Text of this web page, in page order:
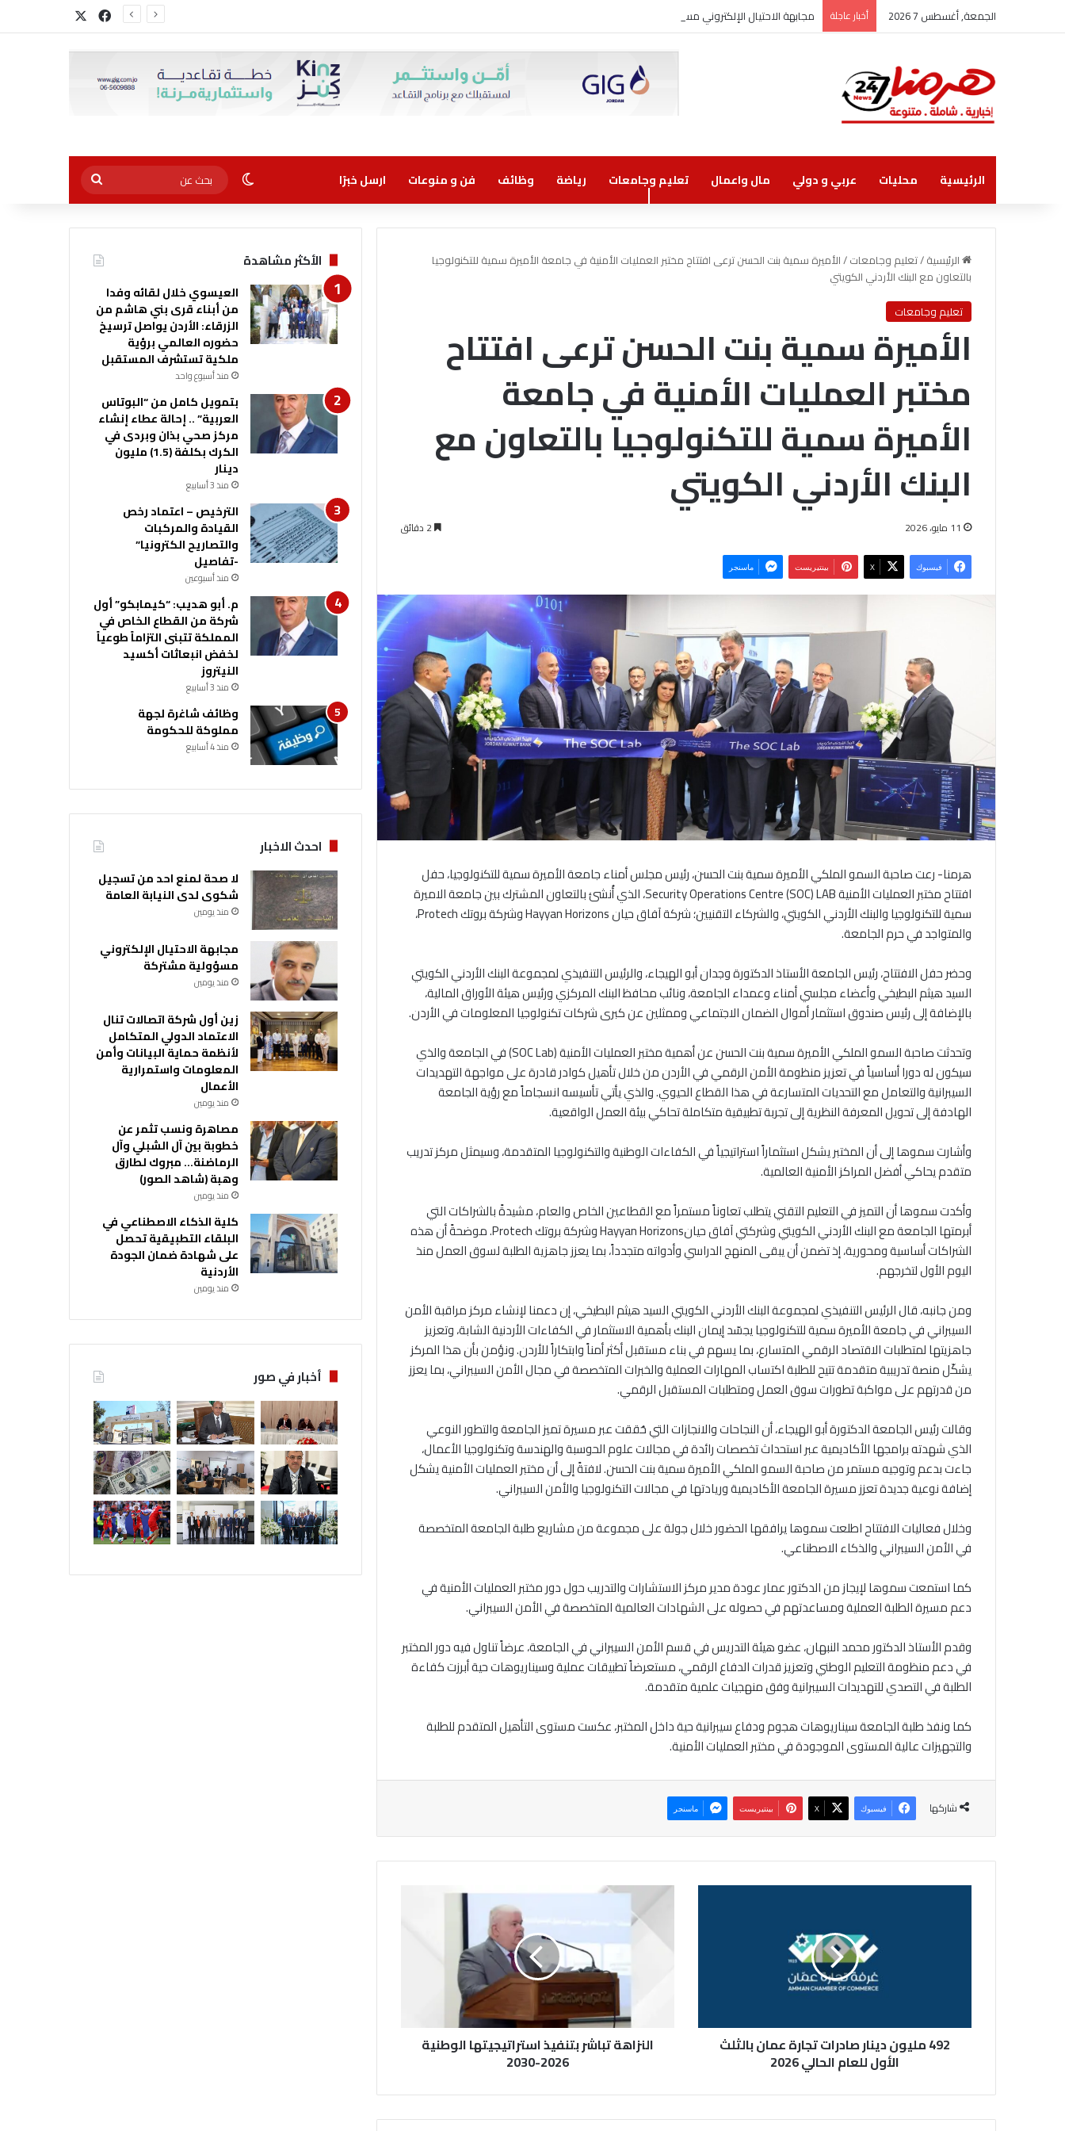
الجمعة, أغسطس 7 2026 أخبار عاجلة مجابهة الاحتيال الإلكتروني مسؤولية مشتركة فيسبوك
الرئيسية محليات عربي و دولي مال واعمال تعليم وجامعات رياضة وظائف فن و منوعات ارسل خبرًا الوضع المظلم
بحث
عن
الرئيسية/تعليم وجامعات/الأميرة سمية بنت الحسن ترعى افتتاح مختبر العمليات الأمنية في جامعة الأميرة سمية للتكنولوجيا
بالتعاون مع البنك الأردني الكويتي
تعليم وجامعات
الأميرة سمية بنت الحسن ترعى افتتاح
مختبر العمليات الأمنية في جامعة
الأميرة سمية للتكنولوجيا بالتعاون مع
البنك الأردني الكويتي
11 مايو، 2026
فيسبوك ‫X بينتيريست ماسنجر
هرمنا- رعت صاحبة السمو الملكي الأميرة سمية بنت الحسن، رئيس مجلس أمناء جامعة الأميرة سمية للتكنولوجيا، حفل
افتتاح مختبر العمليات الأمنية Security Operations Centre (SOC) LAB، الذي أُنشئ بالتعاون المشترك بين جامعة الاميرة
سمية للتكنولوجيا والبنك الأردني الكويتي، والشركاء التقنيين؛ شركة آفاق حيان Hayyan Horizons وشركة بروتك Protech،
والمتواجد في حرم الجامعة.
وحضر حفل الافتتاح، رئيس الجامعة الأستاذ الدكتورة وجدان أبو الهيجاء، والرئيس التنفيذي لمجموعة البنك الأردني الكويتي
السيد هيثم البطيخي وأعضاء مجلسي أمناء وعمداء الجامعة، ونائب محافظ البنك المركزي ورئيس هيئة الأوراق المالية،
بالإضافة إلى رئيس صندوق استثمار أموال الضمان الاجتماعي وممثلين عن كبرى شركات تكنولوجيا المعلومات في الأردن.
وتحدثت صاحبة السمو الملكي الأميرة سمية بنت الحسن عن أهمية مختبر العمليات الأمنية (SOC Lab) في الجامعة والذي
سيكون له دورا أساسياً في تعزيز منظومة الأمن الرقمي في الأردن من خلال تأهيل كوادر قادرة على مواجهة التهديدات
السيبرانية والتعامل مع التحديات المتسارعة في هذا القطاع الحيوي. والذي يأتي تأسيسه انسجاماً مع رؤية الجامعة
الهادفة إلى تحويل المعرفة النظرية إلى تجربة تطبيقية متكاملة تحاكي بيئة العمل الواقعية.
وأشارت سموها إلى أن المختبر يشكل استثماراً استراتيجياً في الكفاءات الوطنية والتكنولوجيا المتقدمة، وسيمثل مركز تدريب
متقدم يحاكي أفضل المراكز الأمنية العالمية.
وأكدت سموها أن التميز في التعليم التقني يتطلب تعاوناً مستمراً مع القطاعين الخاص والعام، مشيدةً بالشراكات التي
أبرمتها الجامعة مع البنك الأردني الكويتي وشركتي آفاق حيانHayyan Horizons وشركة بروتك Protech. موضحةً أن هذه
الشراكات أساسية ومحورية، إذ تضمن أن يبقى المنهج الدراسي وأدواته متجدداً، بما يعزز جاهزية الطلبة لسوق العمل منذ
اليوم الأول لتخرجهم.
ومن جانبه، قال الرئيس التنفيذي لمجموعة البنك الأردني الكويتي السيد هيثم البطيخي، إن دعمنا لإنشاء مركز مراقبة الأمن
السيبراني في جامعة الأميرة سمية للتكنولوجيا يجسّد إيمان البنك بأهمية الاستثمار في الكفاءات الأردنية الشابة، وتعزيز
جاهزيتها لمتطلبات الاقتصاد الرقمي المتسارع، بما يسهم في بناء مستقبل أكثر أمناً وابتكاراً للأردن. ونؤمن بأن هذا المركز
يشكّل منصة تدريبية متقدمة تتيح للطلبة اكتساب المهارات العملية والخبرات المتخصصة في مجال الأمن السيبراني، بما يعزز
من قدرتهم على مواكبة تطورات سوق العمل ومتطلبات المستقبل الرقمي.
وقالت رئيس الجامعة الدكتورة أبو الهيجاء، أن النجاحات والانجازات التي حُققت عبر مسيرة تميز الجامعة والتطور النوعي
الذي شهدته برامجها الأكاديمية عبر استحداث تخصصات رائدة في مجالات علوم الحوسبة والهندسة وتكنولوجيا الأعمال،
جاءت بدعم وتوجيه مستمر من صاحبة السمو الملكي الأميرة سمية بنت الحسن. لافتةً إلى أن مختبر العمليات الأمنية يشكل
إضافة نوعية جديدة تعزز مسيرة الجامعة الأكاديمية وريادتها في مجالات التكنولوجيا والأمن السيبراني.
وخلال فعاليات الافتتاح اطلعت سموها يرافقها الحضور خلال جولة على مجموعة من مشاريع طلبة الجامعة المتخصصة
في الأمن السيبراني والذكاء الاصطناعي.
كما استمعت سموها لإيجاز من الدكتور عمار عودة مدير مركز الاستشارات والتدريب حول دور مختبر العمليات الأمنية في
دعم مسيرة الطلبة العملية ومساعدتهم في حصوله على الشهادات العالمية المتخصصة في الأمن السيبراني.
وقدم الأستاذ الدكتور محمد النبهان، عضو هيئة التدريس في قسم الأمن السيبراني في الجامعة، عرضاً تناول فيه دور المختبر
في دعم منظومة التعليم الوطني وتعزيز قدرات الدفاع الرقمي، مستعرضاً تطبيقات عملية وسيناريوهات حية أبرزت كفاءة
الطلبة في التصدي للتهديدات السيبرانية وفق منهجيات علمية متقدمة.
كما ونفذ طلبة الجامعة سيناريوهات هجوم ودفاع سيبرانية حية داخل المختبر، عكست مستوى التأهيل المتقدم للطلبة
والتجهيزات عالية المستوى الموجودة في مختبر العمليات الأمنية.
شاركها فيسبوك ‫X بينتيريست ماسنجر
د
ر
ا
492 مليون دينار صادرات تجارة عمان بالثلث
الأول للعام الحالي 2026
ب
ن
النزاهة تباشر بتنفيذ استراتيجيتها الوطنية
2026-2030
الأكثر مشاهدة
العيسوي خلال لقائه وفدا
من أبناء قرى بني هاشم من
الزرقاء: الأردن يواصل ترسيخ
حضوره العالمي برؤية
ملكية تستشرف المستقبل
منذ أسبوع واحد
بتمويل كامل من “البوتاس
العربية” .. إحالة عطاء إنشاء
مركز صحي بذان وبردى في
الكرك بكلفة (1.5) مليون
دينار
منذ 3 أسابيع
الترخيص – اعتماد رخص
القيادة والمركبات
والتصاريح الكترونيا”
-تفاصيل
منذ أسبوعين
م. أبو هديب: “كيمابكو” أول
شركة من القطاع الخاص في
المملكة تتبنى التزاماً طوعياً
لخفض انبعاثات أكسيد
النيتروز
منذ 3 أسابيع
وظائف شاغرة لجهة
مملوكة للحكومة
منذ 4 أسابيع
احدث الاخبار
لا صحة لمنع احد من تسجيل
شكوى لدى النيابة العامة
منذ يومين
مجابهة الاحتيال الإلكتروني
مسؤولية مشتركة
منذ يومين
زين أول شركة اتصالات تنال
الاعتماد الدولي المتكامل
لأنظمة حماية البيانات وأمن
المعلومات واستمرارية
الأعمال
منذ يومين
مصاهرة ونسب تثمر عن
خطوبة بين آل الشبلي وآل
الرماضنة… مبروك لطارق
وهبة (شاهد الصور)
منذ يومين
كلية الذكاء الاصطناعي في
البلقاء التطبيقية تحصل
على شهادة ضمان الجودة
الأردنية
منذ يومين
أخبار في صور